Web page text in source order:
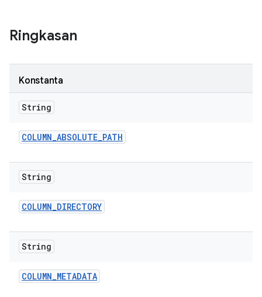
Ringkasan
Konstanta
String
COLUMN_ABSOLUTE_PATH
String
COLUMN_DIRECTORY
String
COLUMN_METADATA